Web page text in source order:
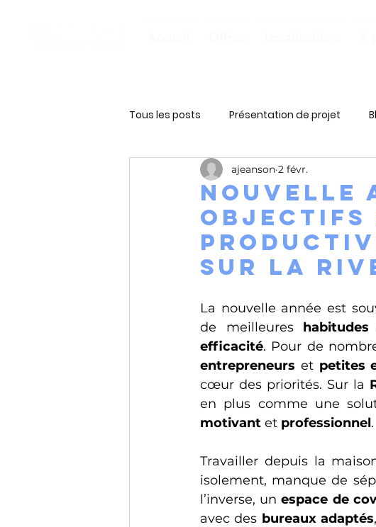
Tous les posts Présentation de projet
NOUVELLE
sur la
ajeanson 2 févr.
La nouvelle année est
de meilleures
efficacité. Pour de
entrepreneurs et petites
cœur des priorités. Sur la
en plus comme une
motivant et professionnel.
Travailler depuis la
isolement, manque de
l’inverse, un espace de
avec des bureaux adaptés